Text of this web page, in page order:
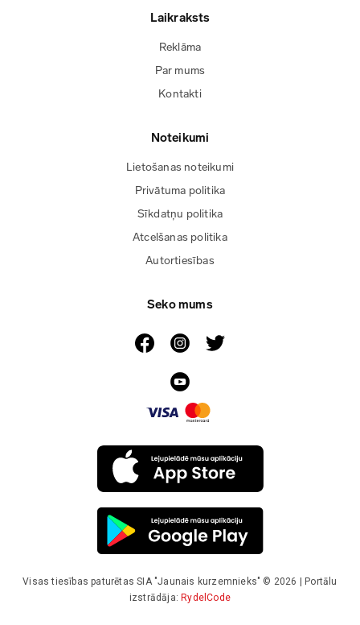
Laikraksts
Reklāma
Par mums
Kontakti
Noteikumi
Lietošanas noteikumi
Privātuma politika
Sīkdatņu politika
Atcelšanas politika
Autortiesības
Seko mums
Visas tiesības paturētas SIA "Jaunais kurzemnieks" © 2026 | Portālu
izstrādāja: RydelCode